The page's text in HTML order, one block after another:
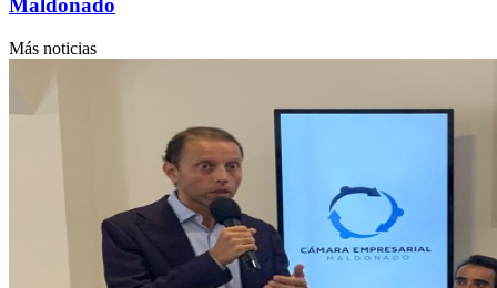
Maldonado
Más noticias